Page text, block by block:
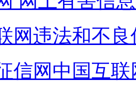
网违法和不
信网 中国互